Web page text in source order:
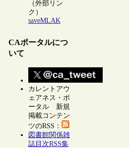
（外部リン
ク）
saveMLAK
CAポータルにつ
いて
カレントアウ
ェアネス・ポ
ータル 新規
掲載コンテン
ツのRSS：
図書館関係雑
誌目次RSS集